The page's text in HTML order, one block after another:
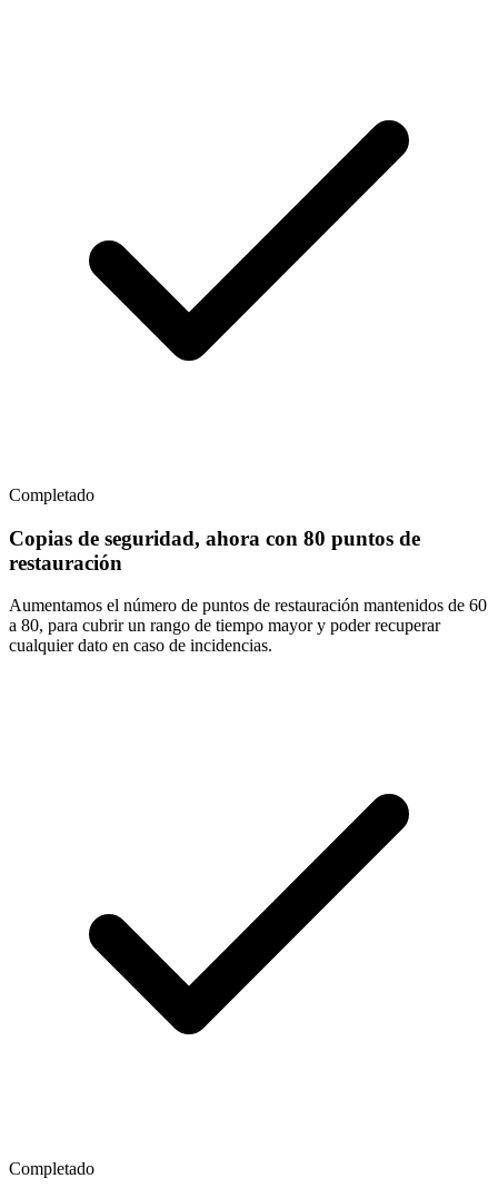
Completado
Copias de seguridad, ahora con 80 puntos de
restauración
Aumentamos el número de puntos de restauración mantenidos de 60
a 80, para cubrir un rango de tiempo mayor y poder recuperar
cualquier dato en caso de incidencias.
Completado